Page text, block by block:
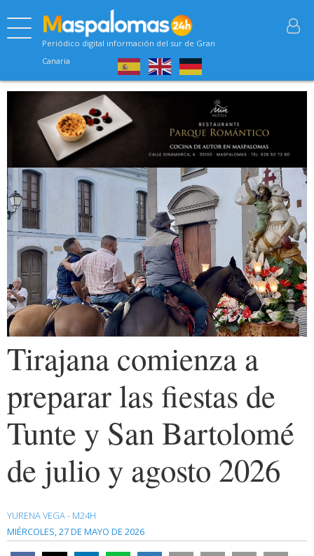
Periódico digital información del sur de Gran
Canaria
Tirajana comienza a
preparar las fiestas de
Tunte y San Bartolomé
de julio y agosto 2026
YURENA VEGA - M24H
MIÉRCOLES, 27 DE MAYO DE 2026